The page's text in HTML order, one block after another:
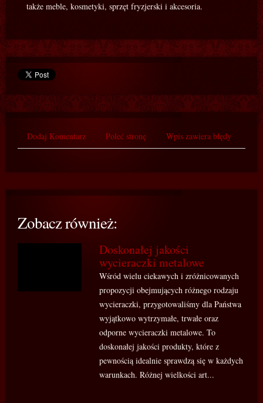
także meble, kosmetyki, sprzęt fryzjerski i akcesoria.
Dodaj Komentarz Poleć stronę Wpis zawiera błędy
Zobacz również:
Doskonałej jakości
wycieraczki metalowe
Wśród wielu ciekawych i zróżnicowanych
propozycji obejmujących różnego rodzaju
wycieraczki, przygotowaliśmy dla Państwa
wyjątkowo wytrzymałe, trwałe oraz
odporne wycieraczki metalowe. To
doskonałej jakości produkty, które z
pewnością idealnie sprawdzą się w każdych
warunkach. Różnej wielkości art...